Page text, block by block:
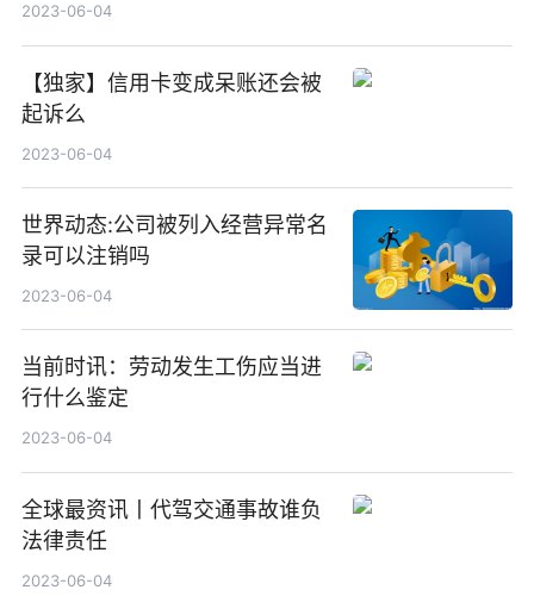
2023-06-04
【独家】信用卡变成呆账还会被
起诉么
2023-06-04
世界动态:公司被列入经营异常名
录可以注销吗
2023-06-04
当前时讯：劳动发生工伤应当进
行什么鉴定
2023-06-04
全球最资讯丨代驾交通事故谁负
法律责任
2023-06-04